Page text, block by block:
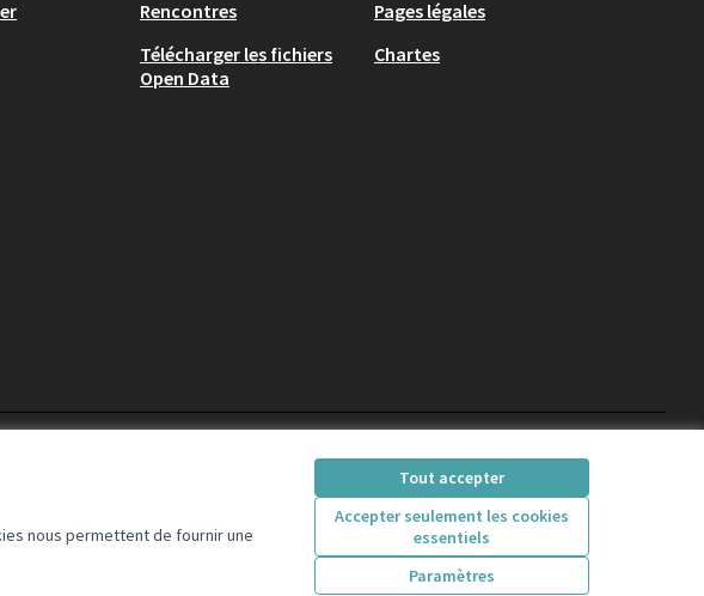
nous permettent de fournir une
Tout accepter
Accepter seulement les cookies
essentiels
Paramètres
Rencontres
Télécharger les fichiers
Open Data
Pages légales
Chartes
(Lien externe)
Licence Creative
(Lien externe)